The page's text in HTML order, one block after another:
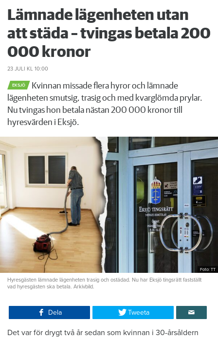
Lämnade lägenheten utan
att städa – tvingas betala 200
000 kronor
23 JULI KL 10:00
EKSJÖ
Kvinnan missade flera hyror och lämnade
lägenheten smutsig, trasig och med kvarglömda prylar.
Nu tvingas hon betala nästan 200 000 kronor till
hyresvärden i Eksjö.
Foto: TT
Hyresgästen lämnade lägenheten trasig och ostädad. Nu har Eksjö tingsrätt fastställt
vad hyresgästen ska betala. Arkivbild.
Dela Tweeta
Det var för drygt två år sedan som kvinnan i 30-årsåldern